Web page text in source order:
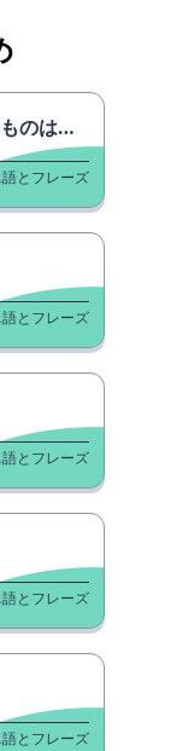
すか。
とフレーズ
とフレーズ
とフレーズ
とフレーズ
とフレーズ